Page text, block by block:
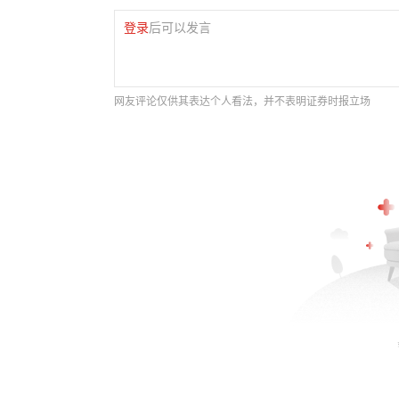
登录后可以发言
网友评论仅供其表达个人看法，并不表明证券时报立场